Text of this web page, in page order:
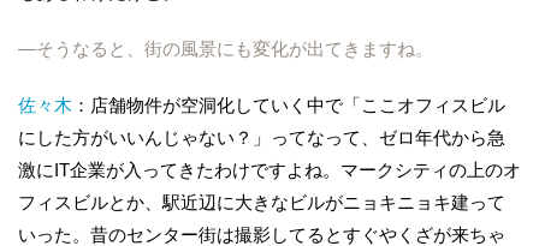
―そうなると、街の風景にも変化が出てきますね。
佐々木 ：店舗物件が空洞化していく中で「ここオフィスビル
にした方がいいんじゃない？」ってなって、ゼロ年代から急
激にIT企業が入ってきたわけですよね。マークシティの上のオ
フィスビルとか、駅近辺に大きなビルがニョキニョキ建って
いった。昔のセンター街は撮影してるとすぐやくざが来ちゃ